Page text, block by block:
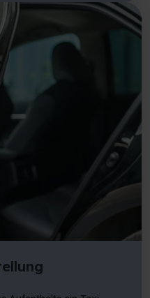
Wohnungen bereits
für Sie bereit. Gerne
mit
Check-out in unseren
in der Lobby
werden aus
was ihnen ein neues
zurückgeben,
in der Umwelt zu
gemietet werden.
nicht benutzt
Nichtbenutzung der
500 DKK pro Person